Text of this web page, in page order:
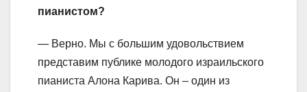
пианистом?
— Верно. Мы с большим удовольствием
представим публике молодого израильского
пианиста Алона Карива. Он – один из